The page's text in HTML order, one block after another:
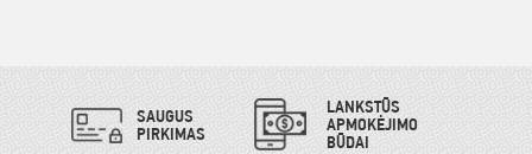
SAUGUS
PIRKIMAS
LANKSTŪS
APMOKĖJIMO
BŪDAI